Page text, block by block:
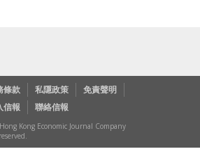
條款 私隱政策
免責聲明
信報 聯絡信報
Kong Economic Journal Company